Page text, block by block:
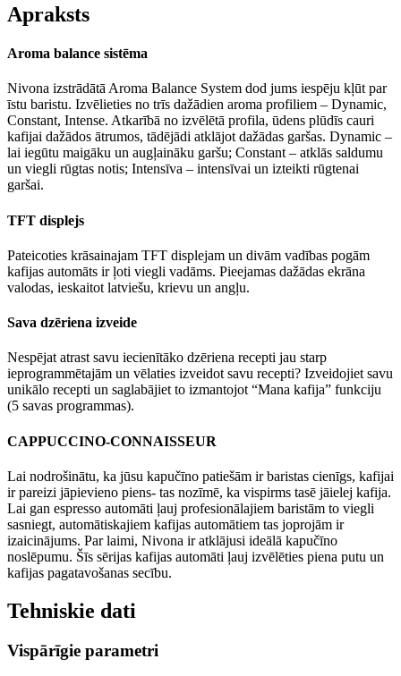
Apraksts
Aroma balance sistēma
Nivona izstrādātā Aroma Balance System dod jums iespēju kļūt par
īstu baristu. Izvēlieties no trīs dažādien aroma profiliem – Dynamic,
Constant, Intense. Atkarībā no izvēlētā profila, ūdens plūdīs cauri
kafijai dažādos ātrumos, tādējādi atklājot dažādas garšas. Dynamic –
lai iegūtu maigāku un augļaināku garšu; Constant – atklās saldumu
un viegli rūgtas notis; Intensīva – intensīvai un izteikti rūgtenai
garšai.
TFT displejs
Pateicoties krāsainajam TFT displejam un divām vadības pogām
kafijas automāts ir ļoti viegli vadāms. Pieejamas dažādas ekrāna
valodas, ieskaitot latviešu, krievu un angļu.
Sava dzēriena izveide
Nespējat atrast savu iecienītāko dzēriena recepti jau starp
ieprogrammētajām un vēlaties izveidot savu recepti? Izveidojiet savu
unikālo recepti un saglabājiet to izmantojot “Mana kafija” funkciju
(5 savas programmas).
CAPPUCCINO-CONNAISSEUR
Lai nodrošinātu, ka jūsu kapučīno patiešām ir baristas cienīgs, kafijai
ir pareizi jāpievieno piens- tas nozīmē, ka vispirms tasē jāielej kafija.
Lai gan espresso automāti ļauj profesionālajiem baristām to viegli
sasniegt, automātiskajiem kafijas automātiem tas joprojām ir
izaicinājums. Par laimi, Nivona ir atklājusi ideālā kapučīno
noslēpumu. Šīs sērijas kafijas automāti ļauj izvēlēties piena putu un
kafijas pagatavošanas secību.
Tehniskie dati
Vispārīgie parametri